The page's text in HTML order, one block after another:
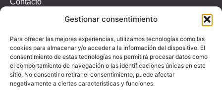
Gestionar consentimiento
Para ofrecer las mejores experiencias, utilizamos tecnologías como las
cookies para almacenar y/o acceder a la información del dispositivo. El
consentimiento de estas tecnologías nos permitirá procesar datos como
el comportamiento de navegación o las identificaciones únicas en este
sitio. No consentir o retirar el consentimiento, puede afectar
negativamente a ciertas características y funciones.
Contacto
(Solo whastapp)
Email
paradascentrobus@alsa.es